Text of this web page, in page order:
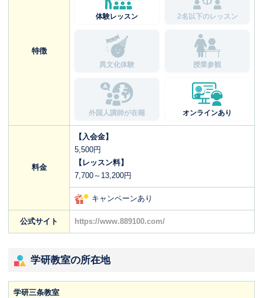
特徴
体験レッスン 2名以下のレッスン
異文化体験 授業参観
外国人講師が在籍 オンラインあり
料金
【入会金】
5,500円
【レッスン料】
7,700～13,200円
キャンペーンあり
公式サイト https://www.889100.com/
学研教室の所在地
学研三条教室